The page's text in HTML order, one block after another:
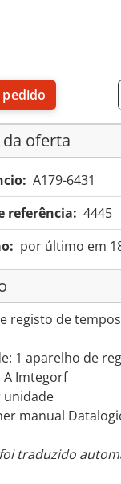
oferta
A179-6431
referência: 4445
por último em
registo de
1 aparelho de
A Imtegorf
unidade
manual
traduzido